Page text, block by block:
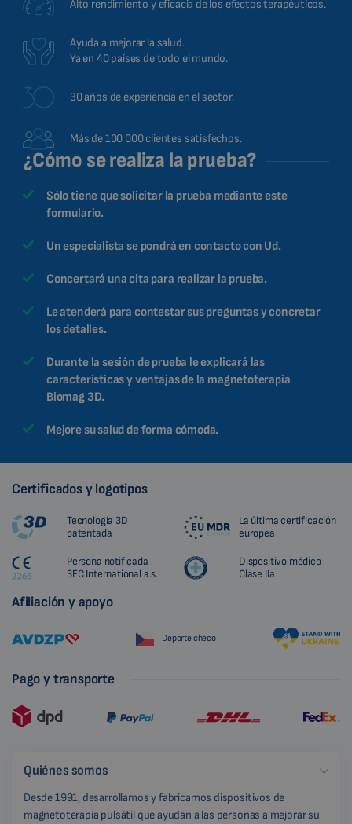
Alto rendimiento y eficacia de los efectos terapéuticos.
Ayuda a mejorar la salud.
Ya en 40 países de todo el mundo.
30 años de experiencia en el sector.
Más de 100 000 clientes satisfechos.
¿Cómo se realiza la prueba?
Sólo tiene que solicitar la prueba mediante este
formulario.
Un especialista se pondrá en contacto con Ud.
Concertará una cita para realizar la prueba.
Le atenderá para contestar sus preguntas y concretar
los detalles.
Durante la sesión de prueba le explicará las
características y ventajas de la magnetoterapia
Biomag 3D.
Mejore su salud de forma cómoda.
Certificados y logotipos
Tecnología 3D
patentada
La última certificación
europea
Persona notificada
3EC International a.s.
Dispositivo médico
Clase IIa
Afiliación y apoyo
Deporte checo
Pago y transporte
Quiénes somos
Desde 1991, desarrollamos y fabricamos dispositivos de
magnetoterapia pulsátil que ayudan a las personas a mejorar su